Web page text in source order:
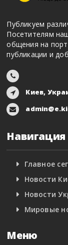
Публикуем
Посетителям
общения на
публикации и
Киев,
Навигация
Главное
Новости
Новости
Мировые
Меню